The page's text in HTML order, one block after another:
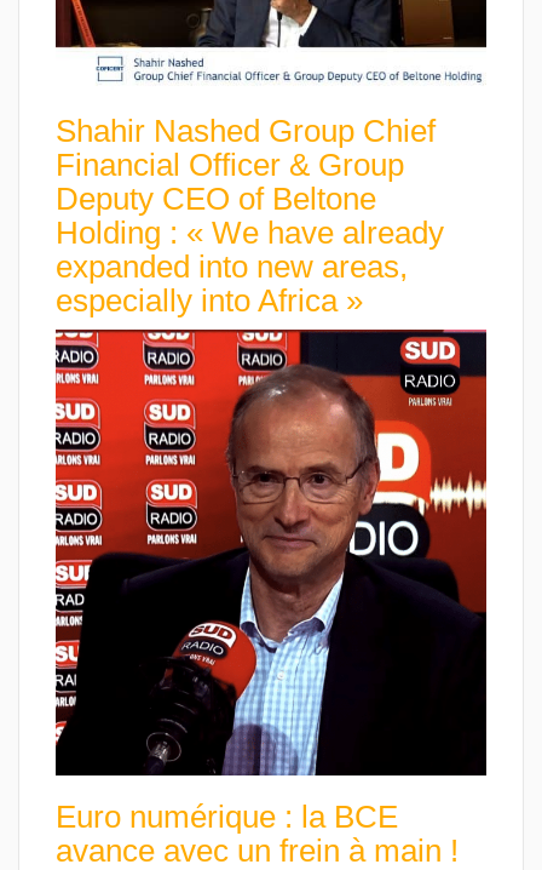
Shahir Nashed Group Chief
Financial Officer & Group
Deputy CEO of Beltone
Holding : « We have already
expanded into new areas,
especially into Africa »
Euro numérique : la BCE
avance avec un frein à main !